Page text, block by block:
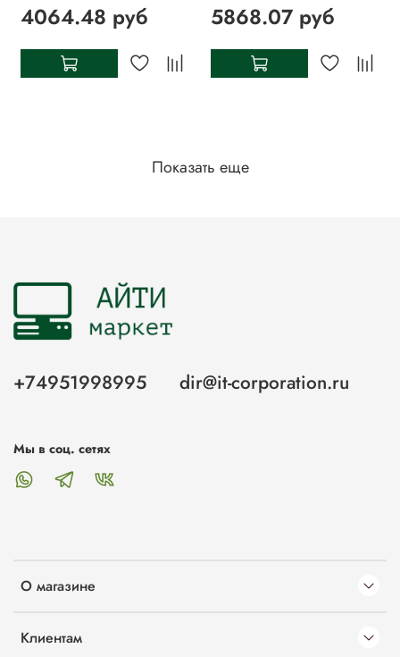
4064.48 руб 5868.07 руб
Показать еще
О магазине
Клиентам
+74951998995 dir@it-corporation.ru
Мы в соц. сетях